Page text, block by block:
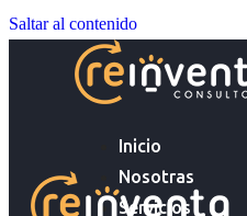
Saltar al contenido
Inicio
Nosotras
Servicios